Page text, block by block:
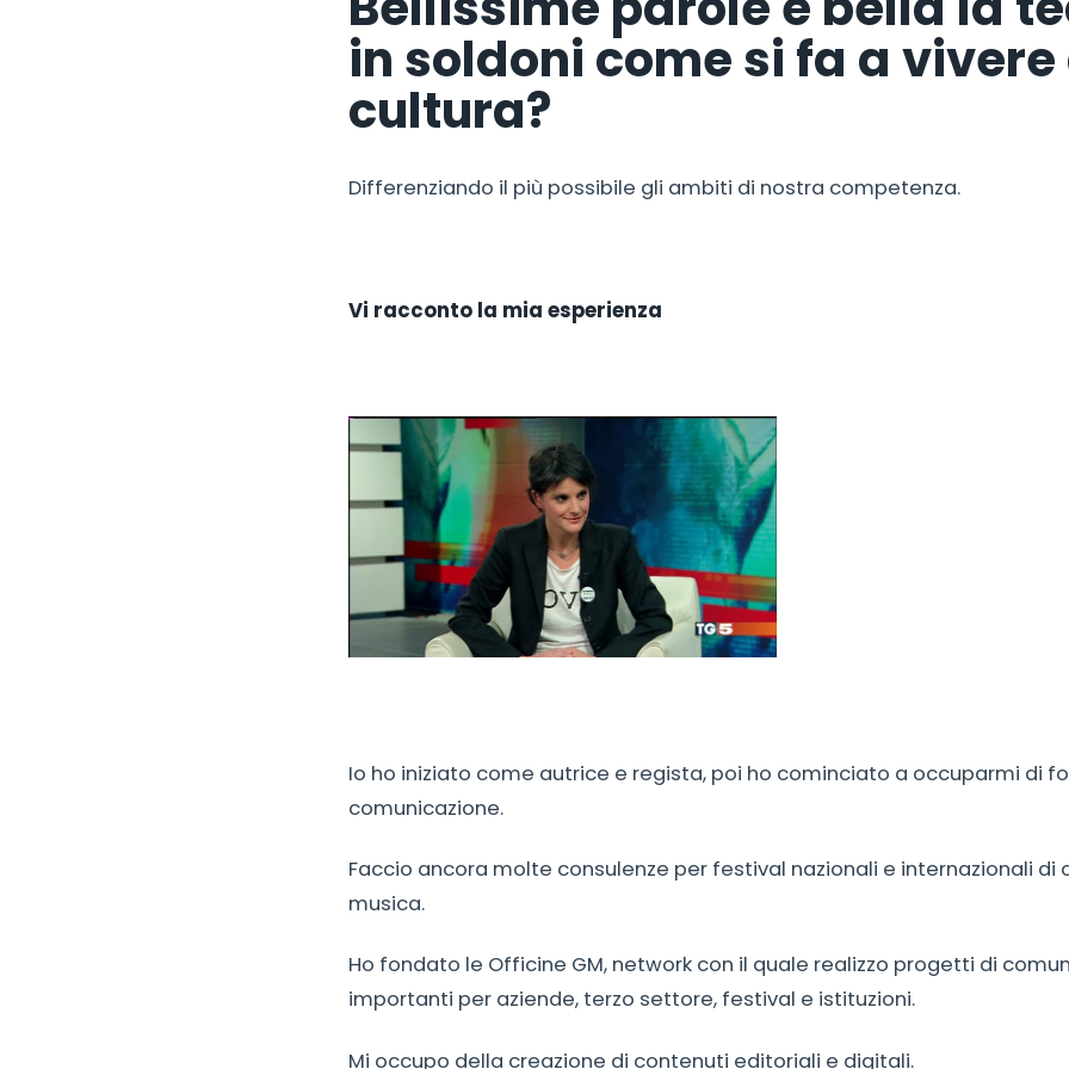
in soldoni come si fa a vivere
cultura?
Differenziando il più possibile gli ambiti di nostra competenza.
Vi racconto la mia esperienza
Io ho iniziato come autrice e regista, poi ho cominciato a occuparmi di
comunicazione.
Faccio ancora molte consulenze per festival nazionali e internazionali di
musica.
Ho fondato le Officine GM, network con il quale realizzo progetti di
importanti per aziende, terzo settore, festival e istituzioni.
Mi occupo della creazione di contenuti editoriali e digitali.